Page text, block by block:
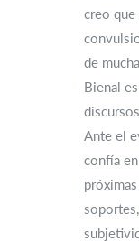
creo
de
Bienal
Ante el
confía